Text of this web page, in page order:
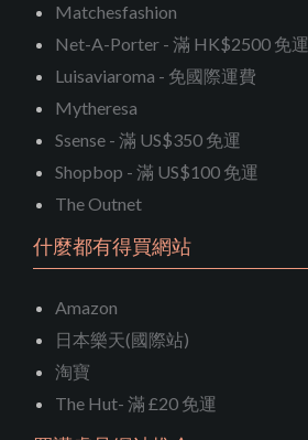
Matchesfashion
Net-A-Porter - 滿 HK$2500 免運
Luisaviaroma - 免國際運費
Mytheresa
Ssense - 滿 US$350 免運
Shopbop - 滿 US$100 免運
The Outnet
什麼都有得買網站
Amazon
日本樂天(國際站)
淘寶
The Hut- 滿 £20 免運